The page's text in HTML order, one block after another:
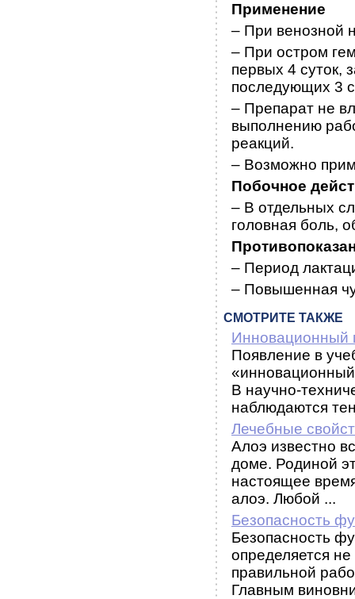
Применение
– При венозной
– При остром
первых 4 суток,
последующих 3
– Препарат не
выполнению
реакций.
– Возможно
Побочное
– В отдельных
головная боль,
– Период
– Повышенная
СМОТРИТЕ ТАКЖЕ
Инновационный
Появление в
В научно-
наблюдаются
Лечебные
Алоэ известно
доме. Родиной
настоящее
алоэ. Любой ...
Безопасность
Безопасность
определяется
правильной
Главным